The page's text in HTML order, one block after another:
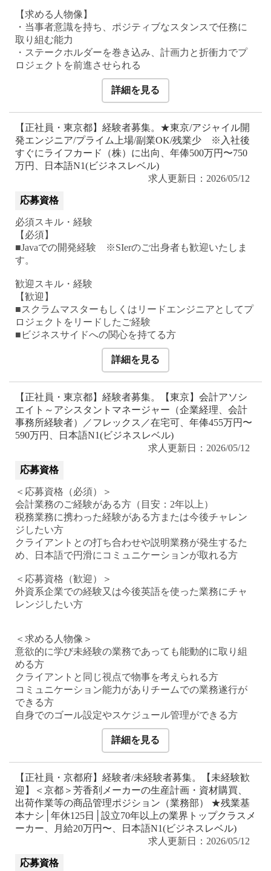
【求める人物像】
・当事者意識を持ち、ポジティブなスタンスで任務に
取り組む能力
・ステークホルダーを巻き込み、計画力と折衝力でプ
ロジェクトを前進させられる
詳細を見る
【正社員・東京都】経験者募集。★東京/アジャイル開
発エンジニア/プライム上場/副業OK/残業少 ※入社後
すぐにライフカード（株）に出向、年俸500万円〜750
万円、日本語N1(ビジネスレベル)
求人更新日：2026/05/12
応募資格
必須スキル・経験
【必須】
■Javaでの開発経験 ※SIerのご出身者も歓迎いたしま
す。
歓迎スキル・経験
【歓迎】
■スクラムマスターもしくはリードエンジニアとしてプ
ロジェクトをリードしたご経験
■ビジネスサイドへの関心を持てる方
詳細を見る
【正社員・東京都】経験者募集。【東京】会計アソシ
エイト～アシスタントマネージャー（企業経理、会計
事務所経験者）／フレックス／在宅可、年俸455万円〜
590万円、日本語N1(ビジネスレベル)
求人更新日：2026/05/12
応募資格
＜応募資格（必須）＞
会計業務のご経験がある方（目安：2年以上）
税務業務に携わった経験がある方または今後チャレン
ジしたい方
クライアントとの打ち合わせや説明業務が発生するた
め、日本語で円滑にコミュニケーションが取れる方
＜応募資格（歓迎）＞
外資系企業での経験又は今後英語を使った業務にチャ
レンジしたい方
＜求める人物像＞
意欲的に学び未経験の業務であっても能動的に取り組
める方
クライアントと同じ視点で物事を考えられる方
コミュニケーション能力がありチームでの業務遂行が
できる方
自身でのゴール設定やスケジュール管理ができる方
詳細を見る
【正社員・京都府】経験者/未経験者募集。【未経験歓
迎】＜京都＞芳香剤メーカーの生産計画・資材購買、
出荷作業等の商品管理ポジション（業務部） ★残業基
本ナシ│年休125日│設立70年以上の業界トップクラスメ
ーカー、月給20万円〜、日本語N1(ビジネスレベル)
求人更新日：2026/05/12
応募資格